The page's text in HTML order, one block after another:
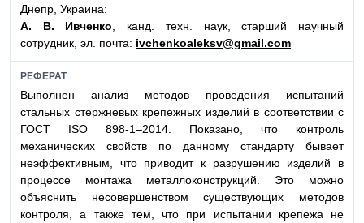
Днепр, Украина:
А. В. Ивченко, канд. техн. наук, старший научный
сотрудник, эл. почта: ivchenkoaleksv@gmail.com
РЕФЕРАТ
Выполнен анализ методов проведения испытаний
стальных стержневых крепежных изделий в соответствии с
ГОСТ ISO 898-1–2014. Показано, что контроль
механических свойств по данному стандарту бывает
неэффективным, что приводит к разрушению изделий в
процессе монтажа металлоконструкций. Это можно
объяснить несовершенством существующих методов
контроля, а также тем, что при испытании крепежа не